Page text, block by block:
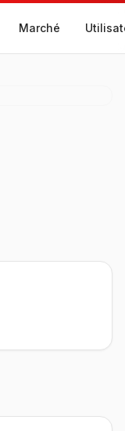
Marché